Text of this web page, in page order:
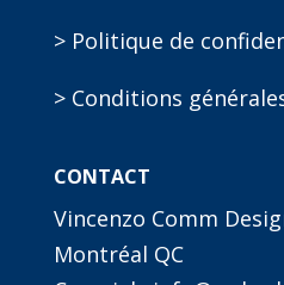
> Politique de
> Conditions
CONTACT
Vincenzo Comm
Montréal QC